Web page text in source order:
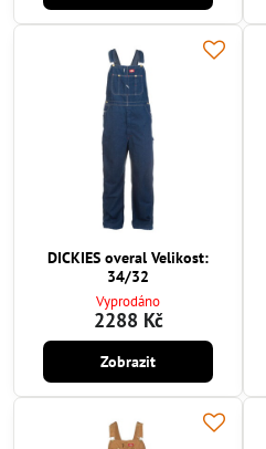
DICKIES overal Velikost:
34/32
Vyprodáno
2288 Kč
Zobrazit